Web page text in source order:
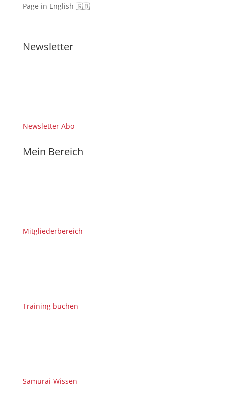
Page in English 🇬🇧
Newsletter
Newsletter Abo
Mein Bereich
Mitgliederbereich
Training buchen
Samurai-Wissen